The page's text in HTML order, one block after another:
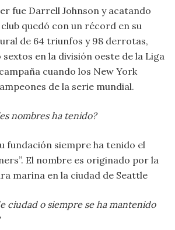
fue Darrell Johnson y acatando
quedó con un récord en su
de 64 triunfos y 98 derrotas,
en la división oeste de la Liga
cuando los New York
de la serie mundial.
nombres ha tenido?
fundación siempre ha tenido el
El nombre es originado por la
marina en la ciudad de Seattle
ciudad o siempre se ha mantenido